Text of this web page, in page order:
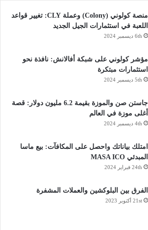
منصة كولوني (Colony) وعملة CLY: تغيير قواعد
اللعبة في استثمارات الجيل الجديد
6th ديسمبر 2024
مؤشر كولوني على شبكة أفالانش: نافذة نحو
استثمارات مبتكرة
5th ديسمبر 2024
جاستن صن والموزة بقيمة 6.2 مليون دولار: قصة
أغلى موزة في العالم
4th ديسمبر 2024
امتلك بياناتك واحصل على المكافآت: بيع ماسا
المبدئي MASA ICO
24th فبراير 2024
الفرق بين البلوكشين والعملات المشفرة
21st أكتوبر 2023